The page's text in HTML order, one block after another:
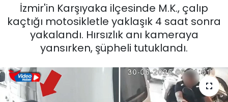
İzmir'in Karşıyaka ilçesinde M.K., çalıp
kaçtığı motosikletle yaklaşık 4 saat sonra
yakalandı. Hırsızlık anı kameraya
yansırken, şüpheli tutuklandı.
EKONOMİ
English News
GÜNCEL
KÜLTÜR SANAT
Son Dakika Haberleri
Haber Arşivi